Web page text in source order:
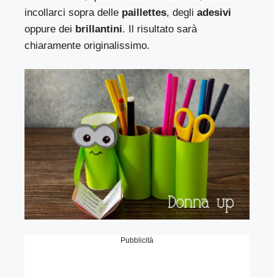
incollarci sopra delle paillettes, degliadesivi
oppure dei brillantini. Il risultato sarà
chiaramente originalissimo.
Pubblicità